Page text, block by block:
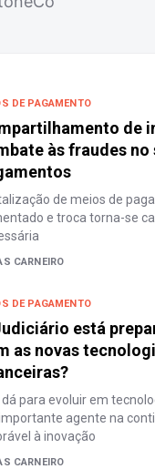
DE PAGAMENTO
de
às fraudes no
de meios de
e troca torna-se
CARNEIRO
DE PAGAMENTO
está
as novas
dá para evoluir em
agente na
à inovação
CARNEIRO